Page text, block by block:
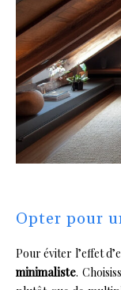
Opter pour
Pour éviter l’effet
minimaliste.